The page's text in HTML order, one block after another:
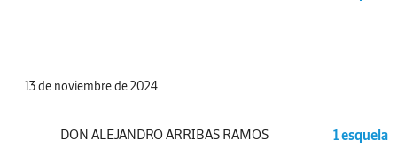
13 de noviembre de 2024
DON ALEJANDRO ARRIBAS RAMOS 1 esquela